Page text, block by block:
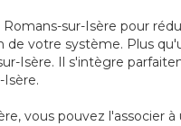
sur-Isère pour
votre système. Plus
Isère. Il s'intègre
vous pouvez